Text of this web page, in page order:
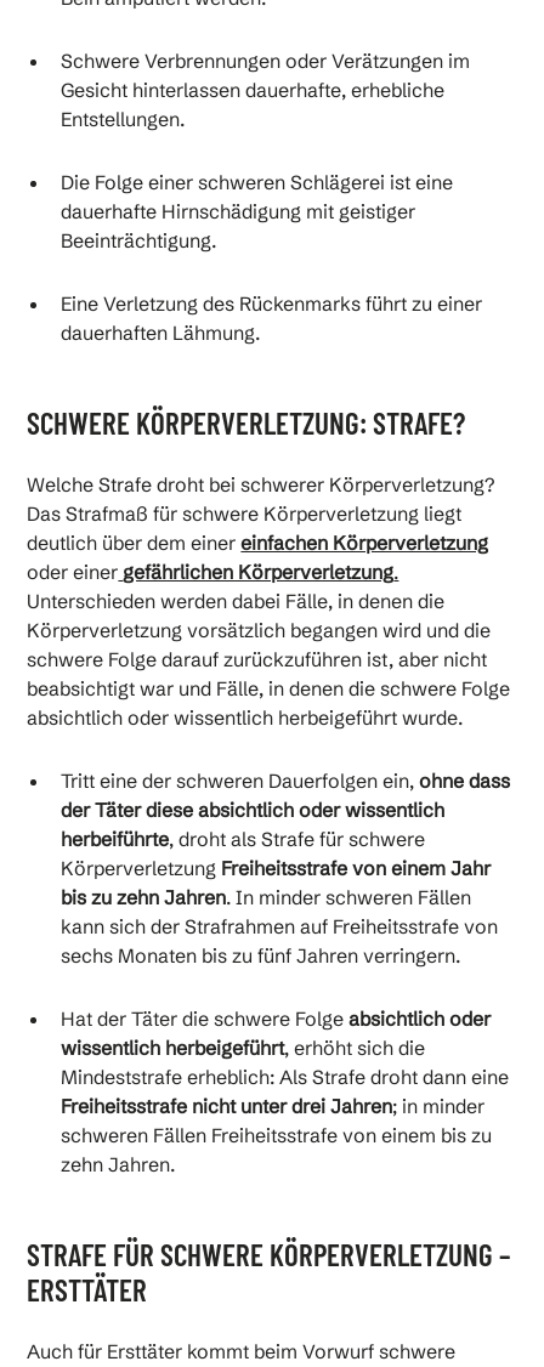
Schwere Verbrennungen oder Verätzungen im
Gesicht hinterlassen dauerhafte, erhebliche
Entstellungen.
Die Folge einer schweren Schlägerei ist eine
dauerhafte Hirnschädigung mit geistiger
Beeinträchtigung.
Eine Verletzung des Rückenmarks führt zu einer
dauerhaften Lähmung.
SCHWERE KÖRPERVERLETZUNG: STRAFE?
Welche Strafe droht bei schwerer Körperverletzung?
Das Strafmaß für schwere Körperverletzung liegt
deutlich über dem einereinfachen Körperverletzung
oder einer gefährlichen Körperverletzung.
Unterschieden werden dabei Fälle, in denen die
Körperverletzung vorsätzlich begangen wird und die
schwere Folge darauf zurückzuführen ist, aber nicht
beabsichtigt war und Fälle, in denen die schwere Folge
absichtlich oder wissentlich herbeigeführt wurde.
Tritt eine der schweren Dauerfolgen ein,ohne dass
der Täter diese absichtlich oder wissentlich
herbeiführte, droht als Strafe für schwere
Körperverletzung Freiheitsstrafe von einem Jahr
bis zu zehn Jahren. In minder schweren Fällen
kann sich der Strafrahmen auf Freiheitsstrafe von
sechs Monaten bis zu fünf Jahren verringern.
Hat der Täter die schwere Folgeabsichtlich oder
wissentlich herbeigeführt, erhöht sich die
Mindeststrafe erheblich: Als Strafe droht dann eine
Freiheitsstrafe nicht unter drei Jahren; in minder
schweren Fällen Freiheitsstrafe von einem bis zu
zehn Jahren.
STRAFE FÜR SCHWERE KÖRPERVERLETZUNG –
ERSTTÄTER
Auch für Ersttäter kommt beim Vorwurf schwere